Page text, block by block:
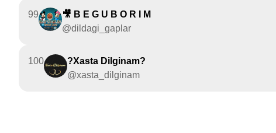
99
🎥 B E G U B O R I M
@dildagi_gaplar
100
?Xasta Dilginam?
@xasta_dilginam